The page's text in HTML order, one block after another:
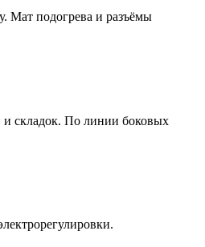
Мат подогрева и разъёмы
и складок. По линии боковых